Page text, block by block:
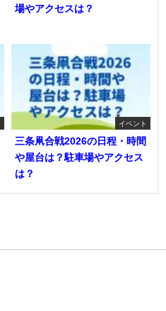
場やアクセスは？
イベント
三条凧合戦2026の日程・時間
や屋台は？駐車場やアクセス
は？